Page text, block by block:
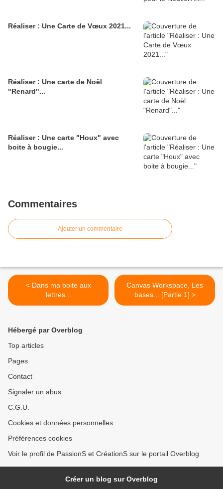
Réaliser : Une Carte de Vœux 2021...
Réaliser : Une carte de Noël
"Renard"...
Réaliser : Une carte "Houx" avec
boite à bougie...
Commentaires
Ajouter un commentaire
< Dans ma boite aux
lettres...
Canvas Workspace, Les
bases... [Partie 1] >
Hébergé par Overblog
Top articles
Pages
Contact
Signaler un abus
C.G.U.
Cookies et données personnelles
Préférences cookies
Voir le profil de PassionS et CréationS sur le portail Overblog
Créer un blog sur Overblog